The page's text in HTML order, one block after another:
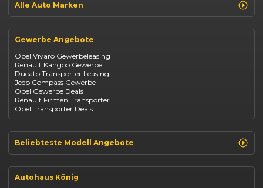
Suzuki Vitara
Suzuki Swift
Mazda CX-30
Alle Auto Marken
Opel
Fiat
Jeep
Suzuki
BYD
Kia
Mazda
Citroën
Abarth
Fiat Professional
Gewerbe Angebote
Opel Vivaro Gewerbeleasing
Renault Kangoo Gewerbe
Ducato Transporter Leasing
Jeep Compass Gewerbe
Opel Gewerbe Deals
Renault Firmen Transporter
Opel Transporter Deals
Beliebteste Modell Angebote
Renault Arkana Leasing
Renault Captur Leasing
Autohaus König